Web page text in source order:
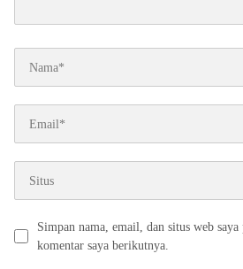
Simpan nama, email, dan situs web
komentar saya berikutnya.